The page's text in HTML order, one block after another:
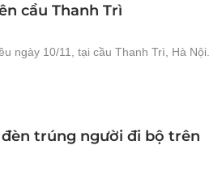
cầu Thanh Trì
ngày 10/11, tại cầu Thanh Trì, Hà Nội.
trúng người đi bộ trên